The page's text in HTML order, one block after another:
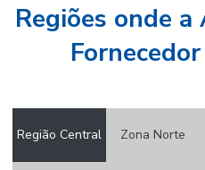
Papel crepom
Papel crepom atacado
Regiões onde
Região Central Zona Norte